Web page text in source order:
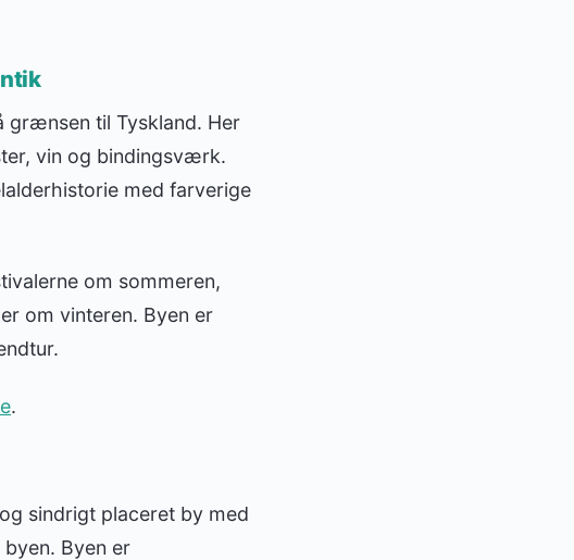
grænsen til Tyskland. Her
vin og bindingsværk.
med farverige
om sommeren,
om vinteren. Byen er
.
sindrigt placeret by med
Byen er